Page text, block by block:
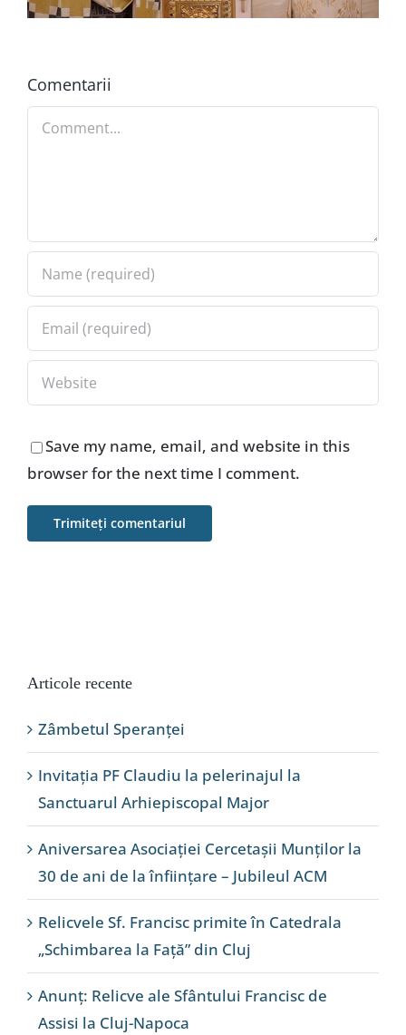
Comentarii
Comment
Save my name, email, and website in this
browser for the next time I comment.
Articole recente
Zâmbetul Speranței
Invitația PF Claudiu la pelerinajul la
Sanctuarul Arhiepiscopal Major
Aniversarea Asociației Cercetașii Munților la
30 de ani de la înființare – Jubileul ACM
Relicvele Sf. Francisc primite în Catedrala
„Schimbarea la Față” din Cluj
Anunț: Relicve ale Sfântului Francisc de
Assisi la Cluj-Napoca